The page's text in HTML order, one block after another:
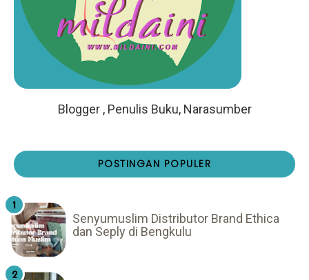
Blogger , Penulis Buku, Narasumber
POSTINGAN POPULER
Senyumuslim Distributor Brand Ethica
dan Seply di Bengkulu